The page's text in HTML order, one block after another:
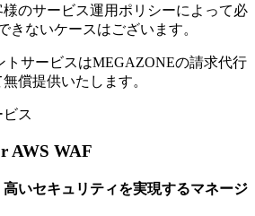
のサービス運用ポリシーによって必
きないケースはございます。
トサービスはMEGAZONEの請求代行
無償提供いたします。
AWS WAF
いセキュリティを実現するマネージ